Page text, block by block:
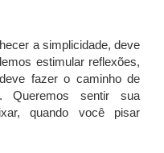
a simplicidade, deve
estimular reflexões,
fazer o caminho de
Queremos sentir sua
quando você pisar